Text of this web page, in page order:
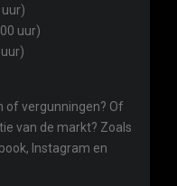
uur)
of vergunningen? Of
van de markt? Zoals
Instagram en